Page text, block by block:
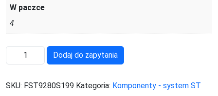
W paczce
4
FST9280S199
Dodaj do zapytania
SKU: FST9280S199 Kategoria: Komponenty - system ST